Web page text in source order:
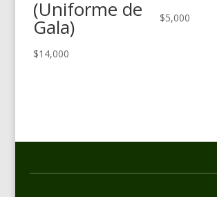
(Uniforme de
Gala)
$14,000
$5,000